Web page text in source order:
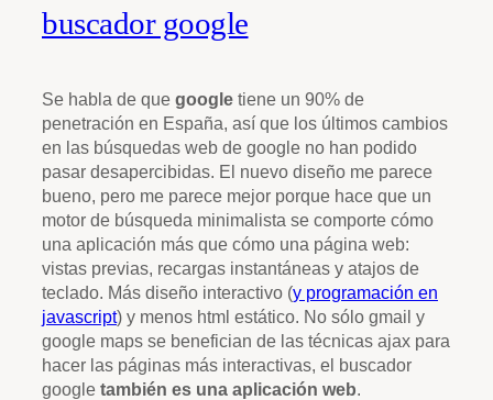
buscador google
Se habla de que google tiene un 90% de
penetración en España, así que los últimos cambios
en las búsquedas web de google no han podido
pasar desapercibidas. El nuevo diseño me parece
bueno, pero me parece mejor porque hace que un
motor de búsqueda minimalista se comporte cómo
una aplicación más que cómo una página web:
vistas previas, recargas instantáneas y atajos de
teclado. Más diseño interactivo (y programación en
javascript) y menos html estático. No sólo gmail y
google maps se benefician de las técnicas ajax para
hacer las páginas más interactivas, el buscador
google también es una aplicación web.